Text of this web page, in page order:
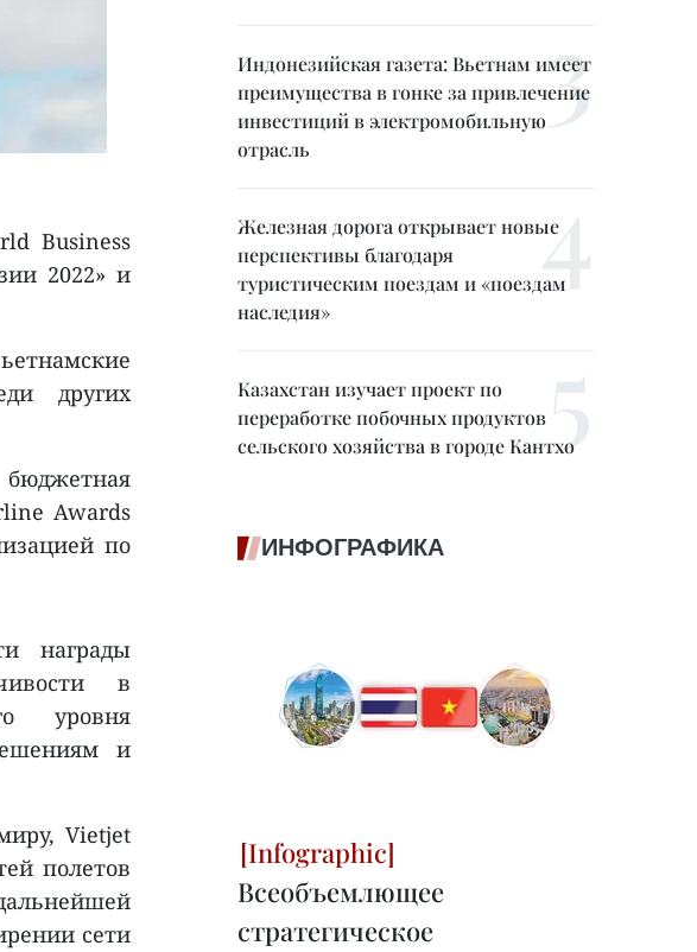
Business
2022» и
других
Awards
по
награды
в
уровня
и
Vietjet
полетов
сети
Индонезийская газета: Вьетнам имеет
преимущества в гонке за привлечение
инвестиций в электромобильную
отрасль
Железная дорога открывает новые
перспективы благодаря
туристическим поездам и «поездам
наследия»
Казахстан изучает проект по
переработке побочных продуктов
сельского хозяйства в городе Кантхо
ИНФОГРАФИКА
Всеобъемлющее
стратегическое